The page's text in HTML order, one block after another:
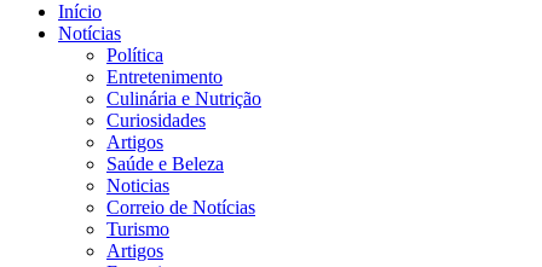
Início
Notícias
Política
Entretenimento
Culinária e Nutrição
Curiosidades
Artigos
Saúde e Beleza
Noticias
Correio de Notícias
Turismo
Artigos